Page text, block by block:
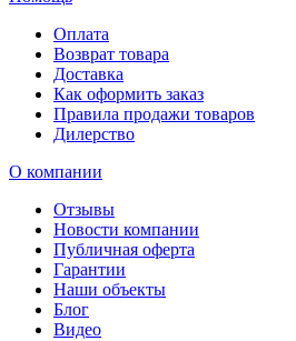
Оплата
Возврат товара
Доставка
Как оформить заказ
Правила продажи товаров
Дилерство
О компании
Отзывы
Новости компании
Публичная оферта
Гарантии
Наши объекты
Блог
Видео